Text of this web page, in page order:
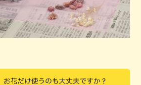
お花だけ使うのも大丈夫ですか？